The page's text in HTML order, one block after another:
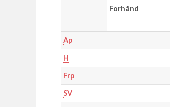
Forhånd
Ap
H
Frp
SV